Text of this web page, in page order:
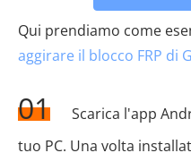
Qui prendiamo come
aggirare il blocco FRP di
01
Scarica l'app
tuo PC. Una volta